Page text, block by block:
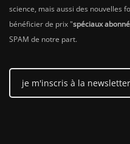
science, mais aussi des nouvelles
bénéficier de prix "spéciaux
SPAM de notre part.
je m'inscris à la newsletter